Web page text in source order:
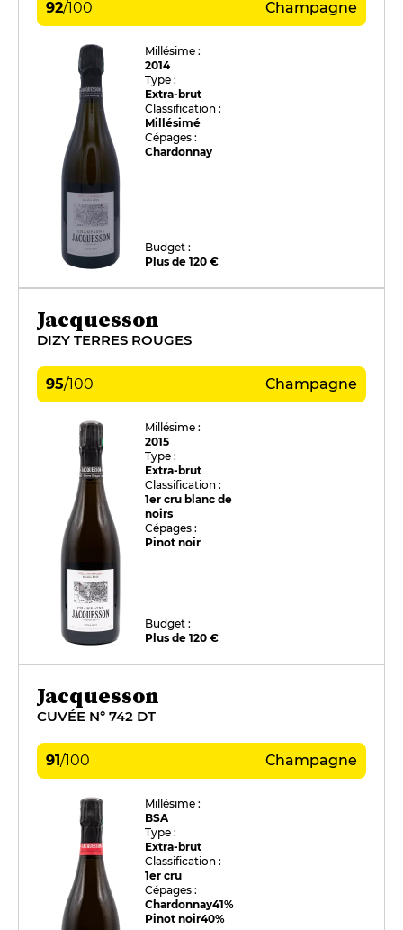
92/100 Champagne
Millésime :
2014
Type :
Extra-brut
Classification :
Millésimé
Cépages :
Chardonnay
Budget :
Plus de 120 €
Jacquesson
DIZY TERRES ROUGES
95/100 Champagne
Millésime :
2015
Type :
Extra-brut
Classification :
1er cru blanc de
noirs
Cépages :
Pinot noir
Budget :
Plus de 120 €
Jacquesson
CUVÉE N° 742 DT
91/100 Champagne
Millésime :
BSA
Type :
Extra-brut
Classification :
1er cru
Cépages :
Chardonnay41%
Pinot noir40%